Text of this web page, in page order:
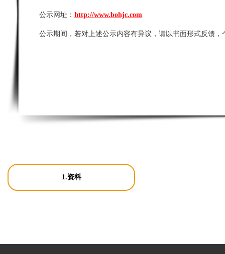
公示网址： http://www.bohjc.com
公示期间，若对上述公示内容有异议，请以书面形式反馈，
1.资料